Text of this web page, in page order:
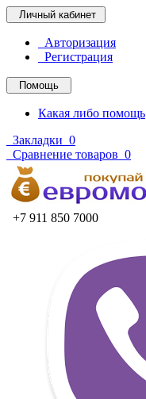
Личный кабинет
Авторизация
Регистрация
Помощь
Какая либо помощь
Закладки 0
Сравнение товаров 0
+7 911 850 7000